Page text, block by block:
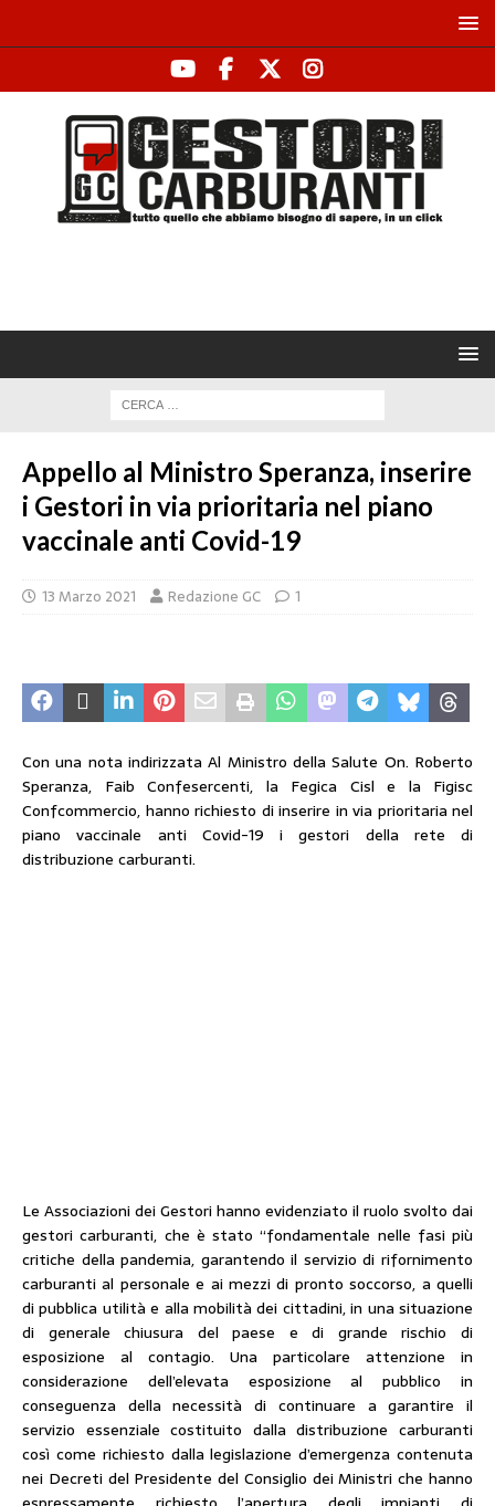
Appello al Ministro Speranza, inserire
i Gestori in via prioritaria nel piano
vaccinale anti Covid-19
13 Marzo 2021 Redazione GC 1
Con una nota indirizzata Al Ministro della Salute On. Roberto
Speranza, Faib Confesercenti, la Fegica Cisl e la Figisc
Confcommercio, hanno richiesto di inserire in via prioritaria nel
piano vaccinale anti Covid-19 i gestori della rete di
distribuzione carburanti.
Le Associazioni dei Gestori hanno evidenziato il ruolo svolto dai
gestori carburanti, che è stato “fondamentale nelle fasi più
critiche della pandemia, garantendo il servizio di rifornimento
carburanti al personale e ai mezzi di pronto soccorso, a quelli
di pubblica utilità e alla mobilità dei cittadini, in una situazione
di generale chiusura del paese e di grande rischio di
esposizione al contagio. Una particolare attenzione in
considerazione dell’elevata esposizione al pubblico in
conseguenza della necessità di continuare a garantire il
servizio essenziale costituito dalla distribuzione carburanti
così come richiesto dalla legislazione d’emergenza contenuta
nei Decreti del Presidente del Consiglio dei Ministri che hanno